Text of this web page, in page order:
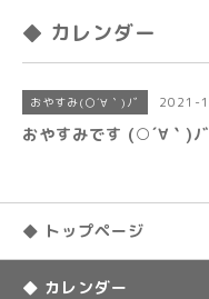
◆ カレンダー
おやすみ(○´∀｀)ﾉﾞ 2021-
おやすみです (○´∀｀)ﾉﾞ
◆ トップページ
◆ カレンダー